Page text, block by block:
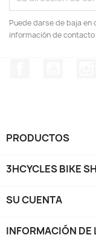
Puede darse de baja
información de contacto
PRODUCTOS
3HCYCLES BIKE
SU CUENTA
INFORMACIÓN DE